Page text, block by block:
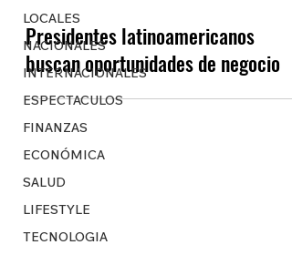
LOCALES
NACIONALES
INTERNACIONALES
ESPECTACULOS
FINANZAS
ECONÓMICA
SALUD
LIFESTYLE
TECNOLOGIA
Presidentes latinoamericanos
buscan oportunidades de negocio